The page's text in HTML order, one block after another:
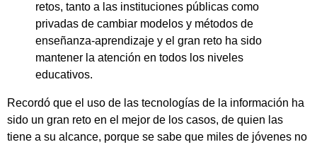
retos, tanto a las instituciones públicas como
privadas de cambiar modelos y métodos de
enseñanza-aprendizaje y el gran reto ha sido
mantener la atención en todos los niveles
educativos.
Recordó que el uso de las tecnologías de la información ha
sido un gran reto en el mejor de los casos, de quien las
tiene a su alcance, porque se sabe que miles de jóvenes no